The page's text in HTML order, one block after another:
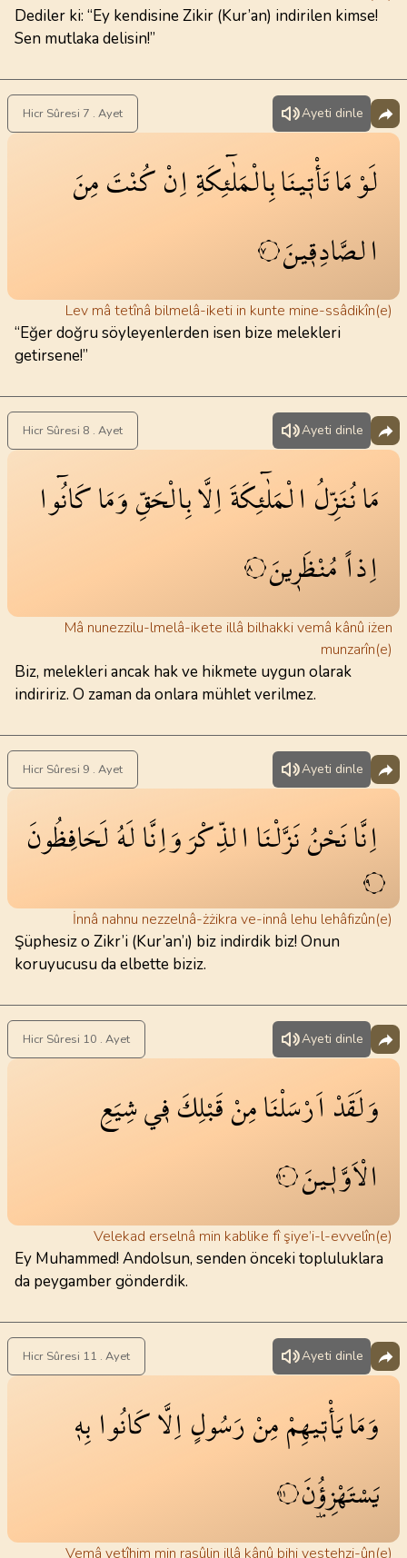
Dediler ki: “Ey kendisine Zikir (Kur’an) indirilen kimse!
Sen mutlaka delisin!”
Hicr Sûresi 7 . Ayet Ayeti dinle
لَوْمَاتَأْت۪ينَابِالْمَلٰٓئِكَةِاِنْكُنْتَمِنَ
الصَّادِق۪ينَ ٧
Lev mâ tetînâ bilmelâ-iketi in kunte mine-ssâdikîn(e)
“Eğer doğru söyleyenlerden isen bize melekleri
getirsene!”
Hicr Sûresi 8 . Ayet Ayeti dinle
مَانُنَزِّلُالْمَلٰٓئِكَةَاِلَّابِالْحَقِّوَمَاكَانُٓوا
اِذاًمُنْظَر۪ينَ ٨
Mâ nunezzilu-lmelâ-ikete illâ bilhakki vemâ kânû iżen
munzarîn(e)
Biz, melekleri ancak hak ve hikmete uygun olarak
indiririz. O zaman da onlara mühlet verilmez.
Hicr Sûresi 9 . Ayet Ayeti dinle
اِنَّانَحْنُنَزَّلْنَاالذِّكْرَوَاِنَّالَهُلَحَافِظُونَ
٩
İnnâ nahnu nezzelnâ-żżikra ve-innâ lehu lehâfizûn(e)
Şüphesiz o Zikr’i (Kur’an’ı) biz indirdik biz! Onun
koruyucusu da elbette biziz.
Hicr Sûresi 10 . Ayet Ayeti dinle
وَلَقَدْ اَرْسَلْنَامِنْقَبْلِكَف۪يشِيَعِ
الْاَوَّل۪ينَ ١٠
Velekad erselnâ min kablike fî şiye’i-l-evvelîn(e)
Ey Muhammed! Andolsun, senden önceki topluluklara
da peygamber gönderdik.
Hicr Sûresi 11 . Ayet Ayeti dinle
وَمَايَأْت۪يهِمْمِنْرَسُولٍاِلَّاكَانُوابِه۪
يَسْتَهْزِؤُ۫نَ ١١
Vemâ yetîhim min rasûlin illâ kânû bihi yestehzi-ûn(e)